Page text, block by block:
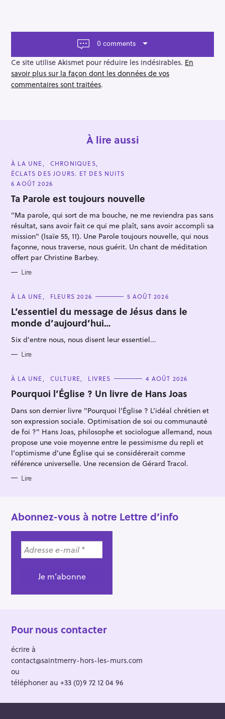
g
t
i
o
n
0 comments
Ce site utilise Akismet pour réduire les indésirables. En
savoir plus sur la façon dont les données de vos
commentaires sont traitées.
À lire aussi
C
A
T
E
G
O
R
E
À LA UNE
CHRONIQUES
ÉCLATS DES JOURS. ET DES NUITS
6 AOÛT 2026
Ta Parole est toujours nouvelle
"Ma parole, qui sort de ma bouche, ne me reviendra pas sans
résultat, sans avoir fait ce qui me plaît, sans avoir accompli sa
mission" (Isaïe 55, 11). Une Parole toujours nouvelle, qui nous
façonne, nous traverse, nous guérit. Un chant de méditation
offert par Christine Barbey.
Lire
C
T
E
G
O
R
I
S
À LA UNE FLEURS 2026 5 AOÛT 2026
L’essentiel du message de Jésus dans le
monde d’aujourd’hui…
Six d'entre nous, nous disent leur essentiel...
Lire
C
T
E
O
I
E
S
À LA UNE CULTURE LIVRES 4 AOÛT 2026
Pourquoi l’Église ? Un livre de Hans Joas
Dans son dernier livre "Pourquoi l'Église ? L’idéal chrétien et
son expression sociale. Optimisation de soi ou communauté
de foi ?" Hans Joas, philosophe et sociologue allemand, nous
propose une voie moyenne entre le pessimisme du repli et
l’optimisme d’une Église qui se considérerait comme
référence universelle. Une recension de Gérard Tracol.
Lire
Abonnez-vous à notre Lettre d’info
Pour nous contacter
écrire à
contact@saintmerry-hors-les-murs.com
ou
téléphoner au +33 (0)9 72 12 04 96